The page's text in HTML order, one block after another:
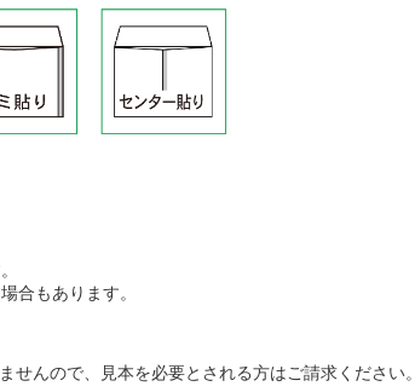
合もあります。
せんので、見本を必要とされる方はご請求ください。